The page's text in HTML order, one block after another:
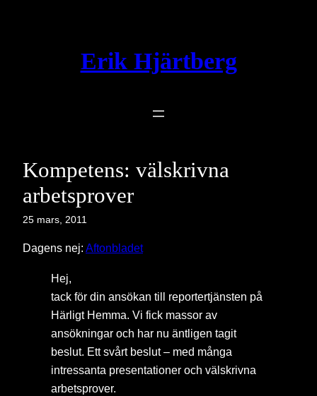
Erik Hjärtberg
Kompetens: välskrivna
arbetsprover
25 mars, 2011
Dagens nej: Aftonbladet
Hej,
tack för din ansökan till reportertjänsten på
Härligt Hemma. Vi fick massor av
ansökningar och har nu äntligen tagit
beslut. Ett svårt beslut – med många
intressanta presentationer och välskrivna
arbetsprover.